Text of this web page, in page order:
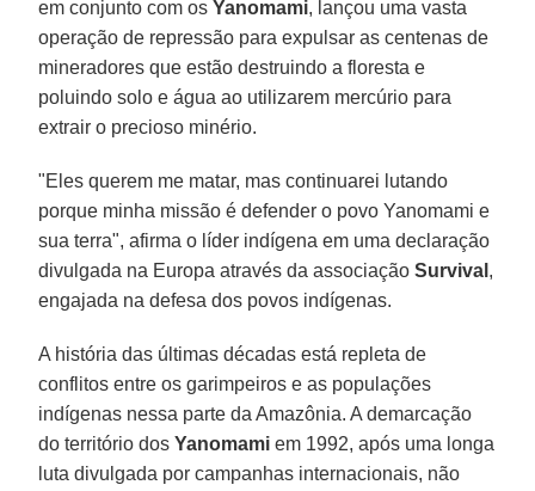
em conjunto com osYanomami, lançou uma vasta
operação de repressão para expulsar as centenas de
mineradores que estão destruindo a floresta e
poluindo solo e água ao utilizarem mercúrio para
extrair o precioso minério.
"Eles querem me matar, mas continuarei lutando
porque minha missão é defender o povo Yanomami e
sua terra", afirma o líder indígena em uma declaração
divulgada na Europa através da associaçãoSurvival ,
engajada na defesa dos povos indígenas.
A história das últimas décadas está repleta de
conflitos entre os garimpeiros e as populações
indígenas nessa parte da Amazônia. A demarcação
do território dosYanomami em 1992, após uma longa
luta divulgada por campanhas internacionais, não